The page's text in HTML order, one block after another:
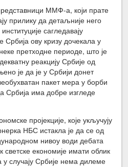
ММФ-а, који прате
прилику да детаљније него
сагледавају
Србија ову кризу дочекала у
претходне периоде, што је
реакцију Србије од
је да је у Србији донет
пакет мера у борби
Србија има добре изгледе
пројекције, које укључују
НБС истакла је да се од
нивоу води дебата
светске економије имати облик
у случају Србије нема дилеме